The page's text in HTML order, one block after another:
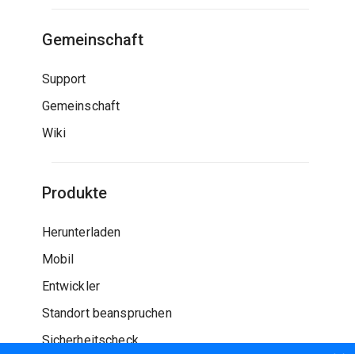
Gemeinschaft
Support
Gemeinschaft
Wiki
Produkte
Herunterladen
Mobil
Entwickler
Standort beanspruchen
Sicherheitscheck